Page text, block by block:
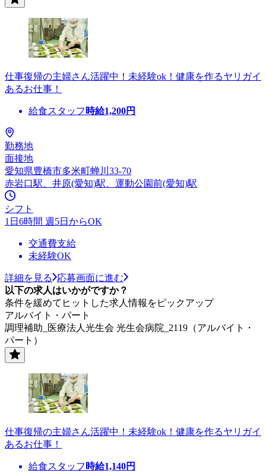
仕事復帰の主婦さん活躍中！未経験ok！健康を作るヤリガイ
あるお仕事！
給食スタッフ 時給1,200円
勤務地
面接地
愛知県豊橋市多米町蝉川33-70
赤岩口駅、井原(愛知)駅、運動公園前(愛知)駅
シフト
1日6時間 週5日からOK
交通費支給
未経験OK
詳細を見る
応募画面に進む
以下の求人はいかがですか？
条件を緩めてヒットした求人情報をピックアップ
アルバイト・パート
調理補助_医療法人光生会 光生会病院_2119（アルバイト・
パート）
仕事復帰の主婦さん活躍中！未経験ok！健康を作るヤリガイ
あるお仕事！
給食スタッフ 時給1,140円